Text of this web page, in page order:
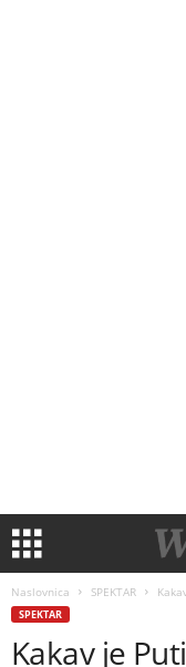
Naslovnica SPEKTAR
SPEKTAR
Kakav je